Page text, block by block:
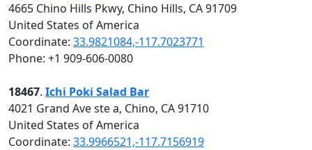
4665 Chino Hills Pkwy, Chino Hills, CA 91709
United States of America
Coordinate: 33.9821084,-117.7023771
Phone: +1 909-606-0080
18467. Ichi Poki Salad Bar
4021 Grand Ave ste a, Chino, CA 91710
United States of America
Coordinate: 33.9966521,-117.7156919